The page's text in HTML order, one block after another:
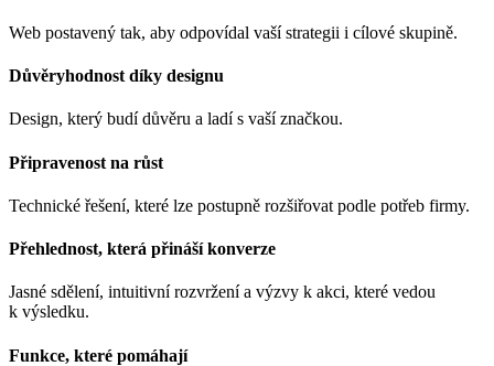
Web postavený tak, aby odpovídal vaší strategii i cílové skupině.
Důvěryhodnost díky designu
Design, který budí důvěru a ladí s vaší značkou.
Připravenost na růst
Technické řešení, které lze postupně rozšiřovat podle potřeb firmy.
Přehlednost, která přináší konverze
Jasné sdělení, intuitivní rozvržení a výzvy k akci, které vedou
k výsledku.
Funkce, které pomáhají